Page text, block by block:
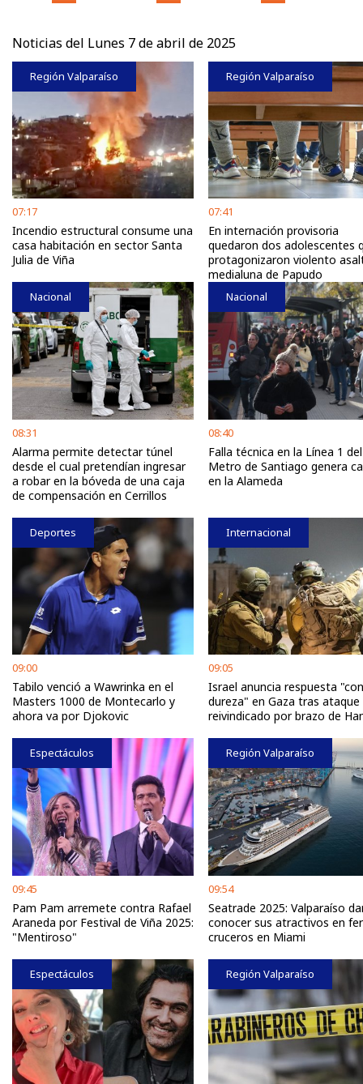
Noticias del Lunes 7 de abril de 2025
Región Valparaíso
07:17
Incendio estructural consume una
casa habitación en sector Santa
Julia de Viña
Región Valparaíso
07:41
En internación provisoria
quedaron dos adolescentes
protagonizaron violento
medialuna de Papudo
Nacional
08:31
Alarma permite detectar túnel
desde el cual pretendían ingresar
a robar en la bóveda de una caja
de compensación en Cerrillos
Nacional
08:40
Falla técnica en la Línea 1 del
Metro de Santiago genera
en la Alameda
Deportes
09:00
Tabilo venció a Wawrinka en el
Masters 1000 de Montecarlo y
ahora va por Djokovic
Internacional
09:05
Israel anuncia respuesta "con
dureza" en Gaza tras ataque
reivindicado por brazo de
Espectáculos
09:45
Pam Pam arremete contra Rafael
Araneda por Festival de Viña 2025:
"Mentiroso"
Región Valparaíso
09:54
Seatrade 2025: Valparaíso
conocer sus atractivos en
cruceros en Miami
Espectáculos Región Valparaíso